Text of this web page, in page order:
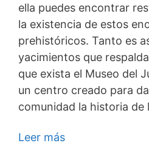
ella puedes encontrar
la existencia de estos
prehistóricos. Tanto es
yacimientos que
que exista el Museo del
un centro creado para
comunidad la historia de
Leer más